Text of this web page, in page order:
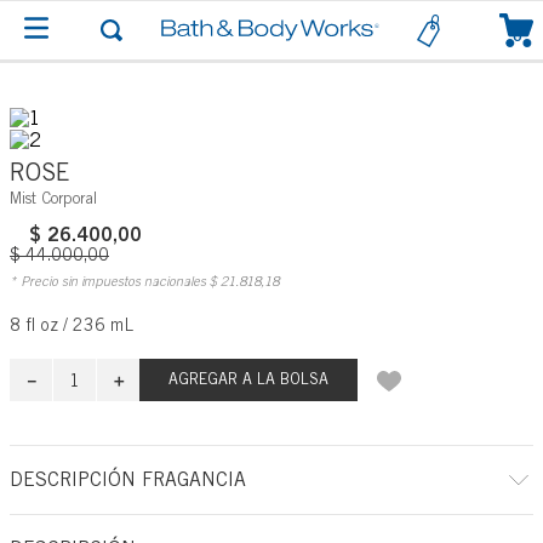
0
ROSE
Mist Corporal
$ 26.400,00
$ 44.000,00
* Precio sin impuestos nacionales $ 21 818, 18
8 fl oz / 236 mL
＋
－ AGREGAR A LA BOLSA
DESCRIPCIÓN FRAGANCIA